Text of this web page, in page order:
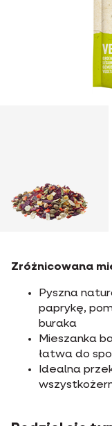
Zróżnicowana
Pyszna
paprykę,
buraka
Mieszanka
łatwa do
Idealna